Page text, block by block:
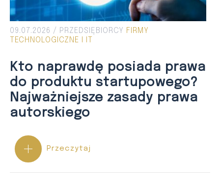
09.07.2026 / PRZEDSIĘBIORCY FIRMY
TECHNOLOGICZNE I IT
Kto naprawdę posiada prawa
do produktu startupowego?
Najważniejsze zasady prawa
autorskiego
Przeczytaj